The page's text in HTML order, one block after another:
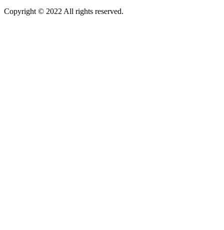
Copyright © 2022 All rights reserved.